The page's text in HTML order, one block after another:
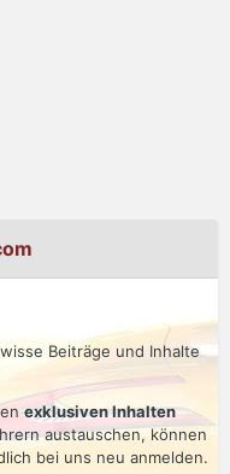
Beiträge und Inhalte
exklusiven Inhalten
austauschen, können
bei uns neu anmelden.